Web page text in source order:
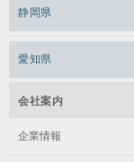
メガロスルフレ田端
メガロスキッズ錦糸町
メガロス葛飾
メガロスルフレ武蔵小金
メガロス小平テニススク
メガロス日吉
メガロス綱島
メガロスルフレ綱島
メガロス本八幡
静岡県
愛知県
メガロステラッセ納屋橋
メガロス千種
会社案内
企業情報